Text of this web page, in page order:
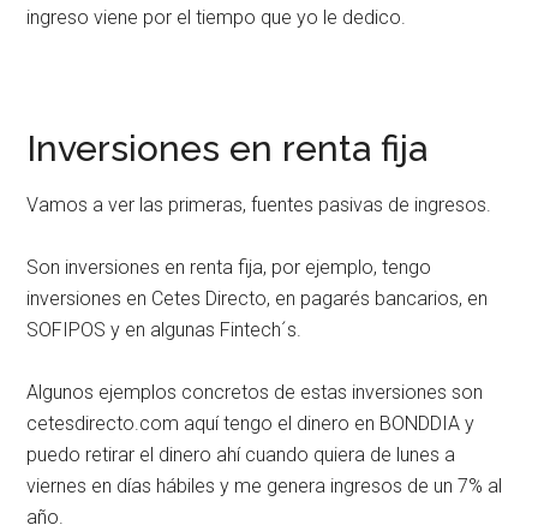
ingreso viene por el tiempo que yo le dedico.
Inversiones en renta fija
Vamos a ver las primeras, fuentes pasivas de ingresos.
Son inversiones en renta fija, por ejemplo, tengo
inversiones en Cetes Directo, en pagarés bancarios, en
SOFIPOS y en algunas Fintech´s.
Algunos ejemplos concretos de estas inversiones son
cetesdirecto.com aquí tengo el dinero en BONDDIA y
puedo retirar el dinero ahí cuando quiera de lunes a
viernes en días hábiles y me genera ingresos de un 7% al
año.